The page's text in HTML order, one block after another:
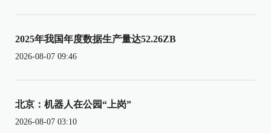
2025年我国年度数据生产量达52.26ZB
2026-08-07 09:46
北京：机器人在公园“上岗”
2026-08-07 03:10